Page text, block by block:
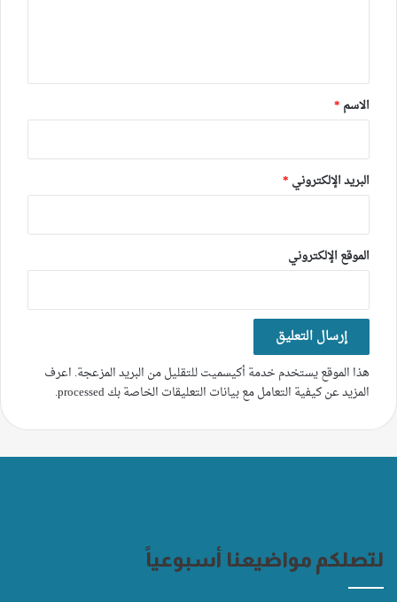
*
الاسم *
البريد الإلكتروني *
الموقع الإلكتروني
هذا الموقع يستخدم خدمة أكيسميت للتقليل من البريد المزعجة. اعرف
المزيد عن كيفية التعامل مع بيانات التعليقات الخاصة بك processed
.
لتصلكم مواضيعنا أسبوعياً